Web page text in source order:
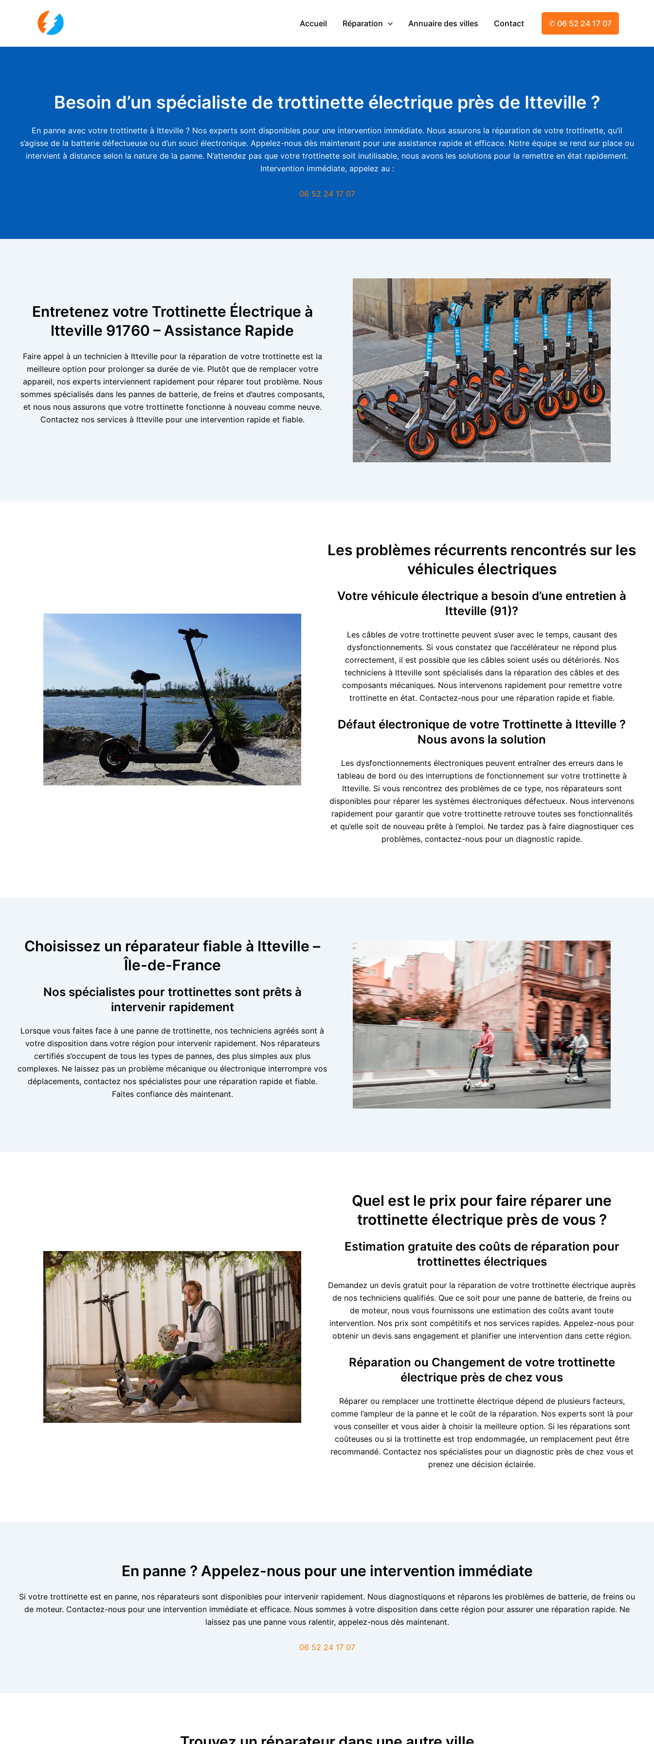
Accueil Réparation Annuaire des villes Contact ✆ 06 52 24 17 07
Besoin d’un spécialiste de trottinette électrique près de Itteville ?
En panne avec votre trottinette à Itteville ? Nos experts sont disponibles pour une intervention immédiate. Nous assurons la réparation de votre trottinette, qu’il
s’agisse de la batterie défectueuse ou d’un souci électronique. Appelez-nous dès maintenant pour une assistance rapide et efficace. Notre équipe se rend sur place ou
intervient à distance selon la nature de la panne. N’attendez pas que votre trottinette soit inutilisable, nous avons les solutions pour la remettre en état rapidement.
Intervention immédiate, appelez au :
06 52 24 17 07
Entretenez votre Trottinette Électrique à
Itteville 91760 – Assistance Rapide
Faire appel à un technicien à Itteville pour la réparation de votre trottinette est la
meilleure option pour prolonger sa durée de vie. Plutôt que de remplacer votre
appareil, nos experts interviennent rapidement pour réparer tout problème. Nous
sommes spécialisés dans les pannes de batterie, de freins et d’autres composants,
et nous nous assurons que votre trottinette fonctionne à nouveau comme neuve.
Contactez nos services à Itteville pour une intervention rapide et fiable.
Les problèmes récurrents rencontrés sur les
véhicules électriques
Votre véhicule électrique a besoin d’une entretien à
Itteville (91)?
Les câbles de votre trottinette peuvent s’user avec le temps, causant des
dysfonctionnements. Si vous constatez que l’accélérateur ne répond plus
correctement, il est possible que les câbles soient usés ou détériorés. Nos
techniciens à Itteville sont spécialisés dans la réparation des câbles et des
composants mécaniques. Nous intervenons rapidement pour remettre votre
trottinette en état. Contactez-nous pour une réparation rapide et fiable.
Défaut électronique de votre Trottinette à Itteville ?
Nous avons la solution
Les dysfonctionnements électroniques peuvent entraîner des erreurs dans le
tableau de bord ou des interruptions de fonctionnement sur votre trottinette à
Itteville. Si vous rencontrez des problèmes de ce type, nos réparateurs sont
disponibles pour réparer les systèmes électroniques défectueux. Nous intervenons
rapidement pour garantir que votre trottinette retrouve toutes ses fonctionnalités
et qu’elle soit de nouveau prête à l’emploi. Ne tardez pas à faire diagnostiquer ces
problèmes, contactez-nous pour un diagnostic rapide.
Choisissez un réparateur fiable à Itteville –
Île-de-France
Nos spécialistes pour trottinettes sont prêts à
intervenir rapidement
Lorsque vous faites face à une panne de trottinette, nos techniciens agréés sont à
votre disposition dans votre région pour intervenir rapidement. Nos réparateurs
certifiés s’occupent de tous les types de pannes, des plus simples aux plus
complexes. Ne laissez pas un problème mécanique ou électronique interrompre vos
déplacements, contactez nos spécialistes pour une réparation rapide et fiable.
Faites confiance dès maintenant.
Quel est le prix pour faire réparer une
trottinette électrique près de vous ?
Estimation gratuite des coûts de réparation pour
trottinettes électriques
Demandez un devis gratuit pour la réparation de votre trottinette électrique auprès
de nos techniciens qualifiés. Que ce soit pour une panne de batterie, de freins ou
de moteur, nous vous fournissons une estimation des coûts avant toute
intervention. Nos prix sont compétitifs et nos services rapides. Appelez-nous pour
obtenir un devis sans engagement et planifier une intervention dans cette région.
Réparation ou Changement de votre trottinette
électrique près de chez vous
Réparer ou remplacer une trottinette électrique dépend de plusieurs facteurs,
comme l’ampleur de la panne et le coût de la réparation. Nos experts sont là pour
vous conseiller et vous aider à choisir la meilleure option. Si les réparations sont
coûteuses ou si la trottinette est trop endommagée, un remplacement peut être
recommandé. Contactez nos spécialistes pour un diagnostic près de chez vous et
prenez une décision éclairée.
En panne ? Appelez-nous pour une intervention immédiate
Si votre trottinette est en panne, nos réparateurs sont disponibles pour intervenir rapidement. Nous diagnostiquons et réparons les problèmes de batterie, de freins ou
de moteur. Contactez-nous pour une intervention immédiate et efficace. Nous sommes à votre disposition dans cette région pour assurer une réparation rapide. Ne
laissez pas une panne vous ralentir, appelez-nous dès maintenant.
06 52 24 17 07